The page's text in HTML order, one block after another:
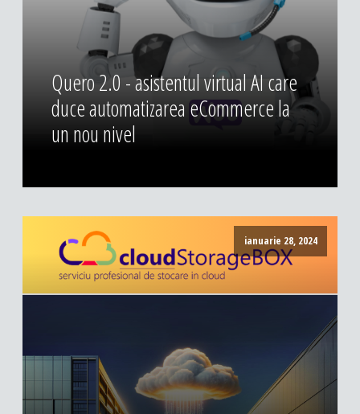
DESIGN & PRINTING
Identitate vizuala, imagine
Grafica publicitara
Grafica pentru print
Fotografie digitala
Quero 2.0 - asistentul virtual AI care
duce automatizarea eCommerce la
un nou nivel
ianuarie 28, 2024